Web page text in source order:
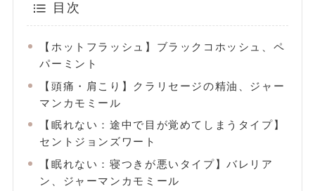
目次
【ホットフラッシュ】ブラックコホッシュ、ペ
パーミント
【頭痛・肩こり】クラリセージの精油、ジャー
マンカモミール
【眠れない：途中で目が覚めてしまうタイプ】
セントジョンズワート
【眠れない：寝つきが悪いタイプ】バレリア
ン、ジャーマンカモミール